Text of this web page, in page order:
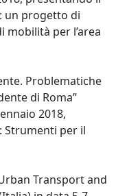
un progetto di
mobilità per l’area
Problematiche
di Roma”
2018,
per il
Transport and